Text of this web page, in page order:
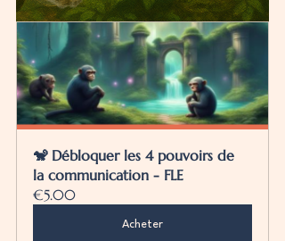
🐒 Débloquer les 4 pouvoirs de
la communication - FLE
€5.00
Acheter